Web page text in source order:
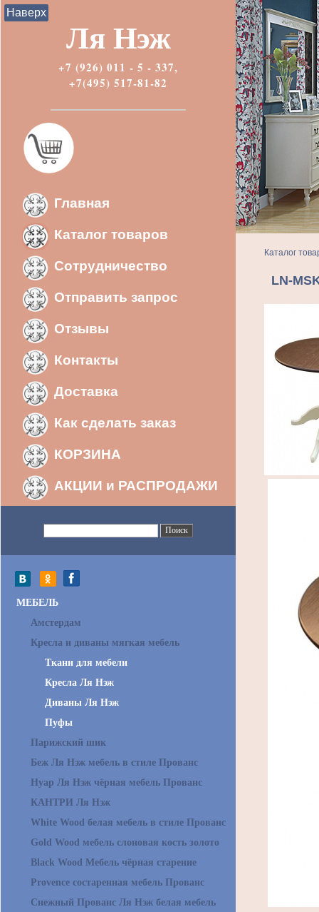
Ля Нэж
+7 (926) 011 - 5 - 337,
+7(495) 517-81-82
Главная
Каталог товаров
Сотрудничество
Отправить запрос
Отзывы
Контакты
Доставка
Как сделать заказ
КОРЗИНА
АКЦИИ и РАСПРОДАЖИ
МЕБЕЛЬ
Амстердам
Кресла и диваны мягкая мебель
Ткани для мебели
Кресла Ля Нэж
Диваны Ля Нэж
Пуфы
Парижский шик
Беж Ля Нэж мебель в стиле Прованс
Нуар Ля Нэж чёрная мебель Прованс
КАНТРИ Ля Нэж
White Wood белая мебель в стиле Прованс
Gold Wood мебель слоновая кость золото
Black Wood Мебель чёрная старение
Provence состаренная мебель Прованс
Снежный Прованс Ля Нэж белая мебель
Каталог
LN-
Наверх